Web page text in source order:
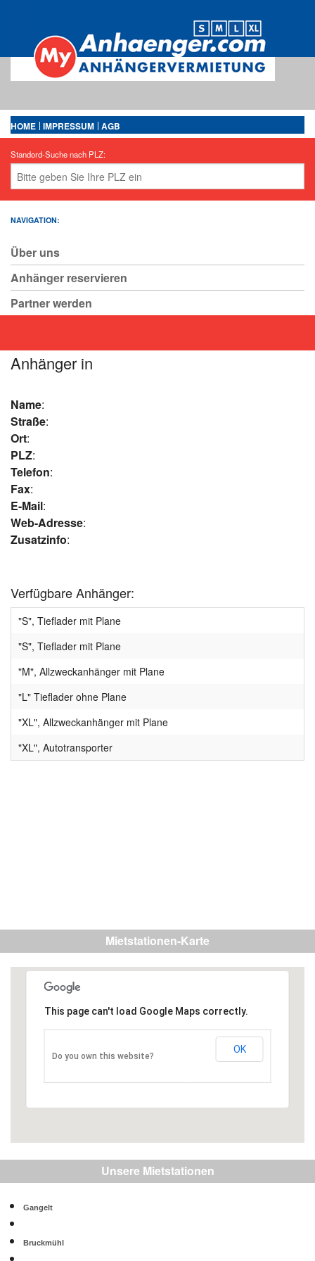
HOME IMPRESSUM AGB
Standord-Suche nach PLZ:
NAVIGATION:
Über uns
Anhänger reservieren
Partner werden
Anhänger in
Name:
Straße:
Ort:
PLZ:
Telefon:
Fax:
E-Mail:
Web-Adresse:
Zusatzinfo:
Verfügbare Anhänger:
"S", Tieflader mit Plane
"S", Tieflader mit Plane
"M", Allzweckanhänger mit Plane
"L" Tieflader ohne Plane
"XL", Allzweckanhänger mit Plane
"XL", Autotransporter
Mietstationen-Karte
This page can't load Google Maps correctly.
Do you own this website?
OK
Unsere Mietstationen
Gangelt
Bruckmühl